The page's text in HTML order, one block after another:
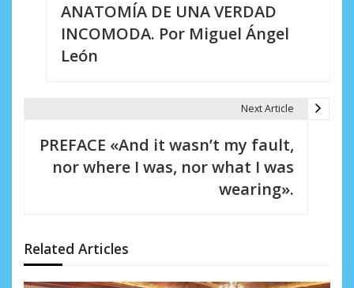
n
d
ANATOMÍA DE UNA VERDAD
INCOMODA. Por Miguel Ángel
León
Next Article
PREFACE «And it wasn’t my fault,
nor where I was, nor what I was
wearing».
Related Articles